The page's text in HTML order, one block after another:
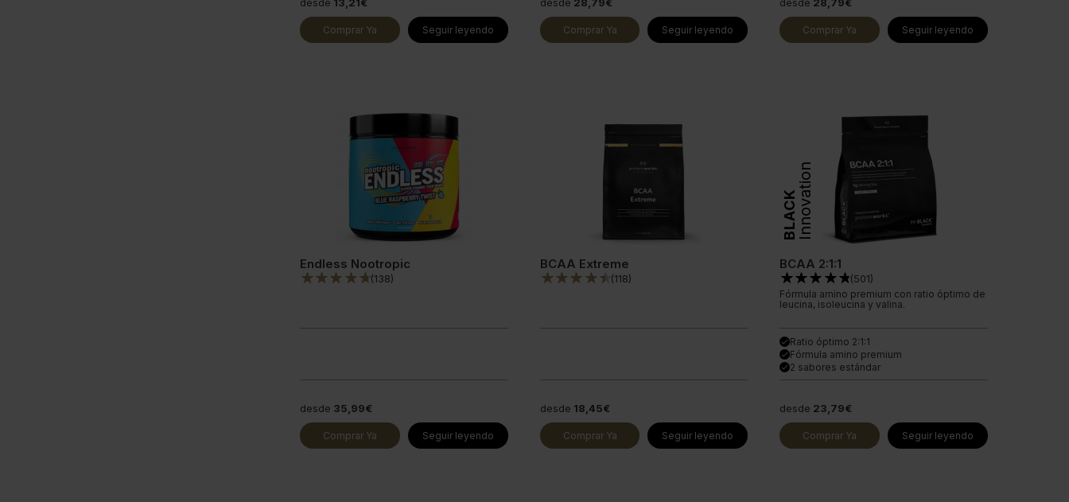
desde 13,21€
Comprar Ya Seguir leyendo
desde 28,79€
Comprar Ya Seguir leyendo
desde 28,79€
Comprar Ya Seguir leyendo
Endless Nootropic
(138)
desde 35,99€
Comprar Ya Seguir leyendo
BCAA Extreme
(118)
desde 18,45€
Comprar Ya Seguir leyendo
BLACKInnovation
BCAA 2:1:1
(501)
Fórmula amino premium con ratio óptimo de
leucina, isoleucina y valina.
doneRatio óptimo 2:1:1
doneFórmula amino premium
done2 sabores estándar
desde 23,79€
Comprar Ya Seguir leyendo